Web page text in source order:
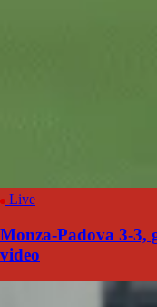
Live
Monza-Padova 3-3,
video